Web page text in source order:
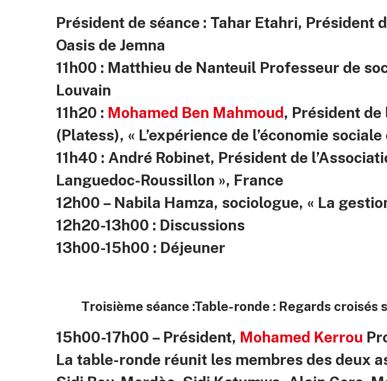
Président de séance : Tahar Etahri, Président
Oasis de Jemna
11h00 : Matthieu de Nanteuil Professeur de
Louvain
11h20 : Mohamed Ben Mahmoud, Président de
(Platess), « L’expérience de l’économie
11h40 : André Robinet, Président de
Languedoc-Roussillon », France
12h00 – Nabila Hamza, sociologue, « La
12h20-13h00 : Discussions
13h00-15h00 : Déjeuner
Troisième séance :Table-ronde : Regards croisés
15h00-17h00 – Président, Mohamed Kerrou
La table-ronde réunit les membres des deux